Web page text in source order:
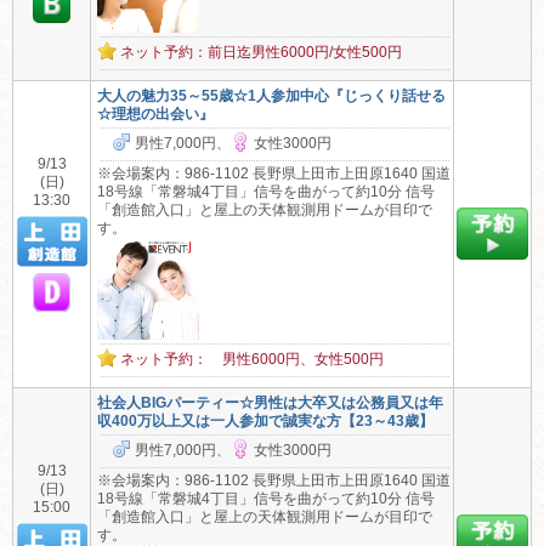
ネット予約：前日迄男性6000円/女性500円
9/13
(日)
13:30
大人の魅力35～55歳☆1人参加中心『じっくり話せる
☆理想の出会い』
男性7,000円、
女性3000円
※会場案内：986-1102 長野県上田市上田原1640 国道
18号線「常磐城4丁目」信号を曲がって約10分 信号
「創造館入口」と屋上の天体観測用ドームが目印で
す。
ネット予約： 男性6000円、女性500円
9/13
(日)
15:00
社会人BIGパーティー☆男性は大卒又は公務員又は年
収400万以上又は一人参加で誠実な方【23～43歳】
男性7,000円、
女性3000円
※会場案内：986-1102 長野県上田市上田原1640 国道
18号線「常磐城4丁目」信号を曲がって約10分 信号
「創造館入口」と屋上の天体観測用ドームが目印で
す。